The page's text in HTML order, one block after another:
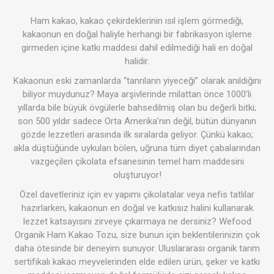
Ham kakao, kakao çekirdeklerinin ısıl işlem görmediği,
kakaonun en doğal haliyle herhangi bir fabrikasyon işleme
girmeden içine katkı maddesi dahil edilmediği hali en doğal
halidir.
Kakaonun eski zamanlarda “tanrıların yiyeceği” olarak anıldığını
biliyor muydunuz? Maya arşivlerinde milattan önce 1000’li
yıllarda bile büyük övgülerle bahsedilmiş olan bu değerli bitki;
son 500 yıldır sadece Orta Amerika’nın değil, bütün dünyanın
gözde lezzetleri arasında ilk sıralarda geliyor. Çünkü kakao;
akla düştüğünde uykuları bölen, uğruna tüm diyet çabalarından
vazgeçilen çikolata efsanesinin temel ham maddesini
oluşturuyor!
Özel davetleriniz için ev yapımı çikolatalar veya nefis tatlılar
hazırlarken, kakaonun en doğal ve katkısız halini kullanarak
lezzet katsayısını zirveye çıkarmaya ne dersiniz? Wefood
Organik Ham Kakao Tozu, size bunun için beklentilerinizin çok
daha ötesinde bir deneyim sunuyor. Uluslararası organik tarım
sertifikalı kakao meyvelerinden elde edilen ürün, şeker ve katkı